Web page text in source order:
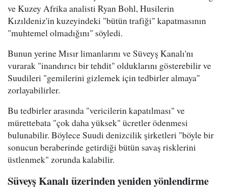
ve Kuzey Afrika analisti Ryan Bohl, Husilerin
Kızıldeniz'in kuzeyindeki "bütün trafiği" kapatmasının
"muhtemel olmadığını" söyledi.
Bunun yerine Mısır limanlarını ve Süveyş Kanalı'nı
vurarak "inandırıcı bir tehdit" olduklarını gösterebilir ve
Suudileri "gemilerini gizlemek için tedbirler almaya"
zorlayabilirler.
Bu tedbirler arasında "vericilerin kapatılması" ve
mürettebata "çok daha yüksek" ücretler ödenmesi
bulunabilir. Böylece Suudi denizcilik şirketleri "böyle bir
sonucun beraberinde getirdiği bütün savaş risklerini
üstlenmek" zorunda kalabilir.
Süveyş Kanalı üzerinden yeniden yönlendirme